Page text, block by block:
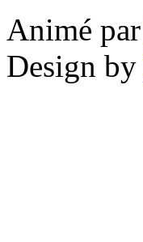
Animé par
Design by